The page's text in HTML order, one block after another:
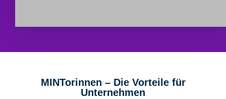
MINTorinnen – Die Vorteile für
Unternehmen